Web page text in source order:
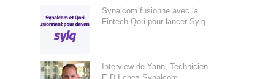
Synalcom fusionne avec la
Fintech Qori pour lancer Sylq
Interview de Yann, Technicien